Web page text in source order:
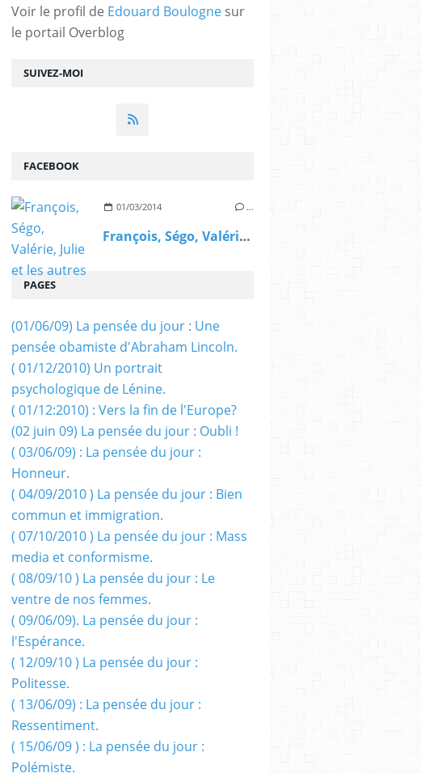
SUIVEZ-MOI
Voir le profil de Edouard Boulogne sur
le portail Overblog
FACEBOOK
01/03/2014 …
François, Ségo, Valérie, Julie et les autres
PAGES
(01/06/09) La pensée du jour : Une
pensée obamiste d'Abraham Lincoln.
( 01/12/2010) Un portrait
psychologique de Lénine.
( 01/12:2010) : Vers la fin de l'Europe?
(02 juin 09) La pensée du jour : Oubli !
( 03/06/09) : La pensée du jour :
Honneur.
( 04/09/2010 ) La pensée du jour : Bien
commun et immigration.
( 07/10/2010 ) La pensée du jour : Mass
media et conformisme.
( 08/09/10 ) La pensée du jour : Le
ventre de nos femmes.
( 09/06/09). La pensée du jour :
l'Espérance.
( 12/09/10 ) La pensée du jour :
Politesse.
( 13/06/09) : La pensée du jour :
Ressentiment.
( 15/06/09 ) : La pensée du jour :
Polémiste.